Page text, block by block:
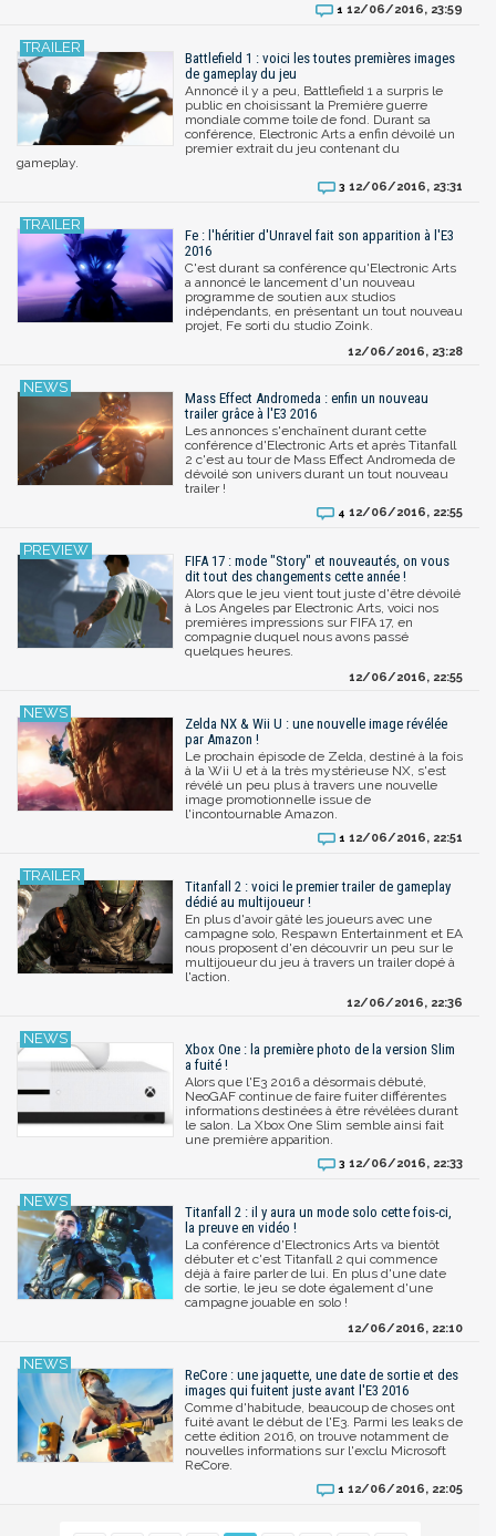
1 12/06/2016, 23:59
Battlefield 1 : voici les toutes premières images
de gameplay du jeu
Annoncé il y a peu, Battlefield 1 a surpris le
public en choisissant la Première guerre
mondiale comme toile de fond. Durant sa
conférence, Electronic Arts a enfin dévoilé un
premier extrait du jeu contenant du
gameplay.
3 12/06/2016, 23:31
Fe : l'héritier d'Unravel fait son apparition à l'E3
2016
C'est durant sa conférence qu'Electronic Arts
a annoncé le lancement d'un nouveau
programme de soutien aux studios
indépendants, en présentant un tout nouveau
projet, Fe sorti du studio Zoink.
12/06/2016, 23:28
Mass Effect Andromeda : enfin un nouveau
trailer grâce à l'E3 2016
Les annonces s'enchaînent durant cette
conférence d'Electronic Arts et après Titanfall
2 c'est au tour de Mass Effect Andromeda de
dévoilé son univers durant un tout nouveau
trailer !
4 12/06/2016, 22:55
FIFA 17 : mode "Story" et nouveautés, on vous
dit tout des changements cette année !
Alors que le jeu vient tout juste d'être dévoilé
à Los Angeles par Electronic Arts, voici nos
premières impressions sur FIFA 17, en
compagnie duquel nous avons passé
quelques heures.
12/06/2016, 22:55
Zelda NX & Wii U : une nouvelle image révélée
par Amazon !
Le prochain épisode de Zelda, destiné à la fois
à la Wii U et à la très mystérieuse NX, s'est
révélé un peu plus à travers une nouvelle
image promotionnelle issue de
l'incontournable Amazon.
1 12/06/2016, 22:51
Titanfall 2 : voici le premier trailer de gameplay
dédié au multijoueur !
En plus d'avoir gâté les joueurs avec une
campagne solo, Respawn Entertainment et EA
nous proposent d'en découvrir un peu sur le
multijoueur du jeu à travers un trailer dopé à
l'action.
12/06/2016, 22:36
Xbox One : la première photo de la version Slim
a fuité !
Alors que l'E3 2016 a désormais débuté,
NeoGAF continue de faire fuiter différentes
informations destinées à être révélées durant
le salon. La Xbox One Slim semble ainsi fait
une première apparition.
3 12/06/2016, 22:33
Titanfall 2 : il y aura un mode solo cette fois-ci,
la preuve en vidéo !
La conférence d'Electronics Arts va bientôt
débuter et c'est Titanfall 2 qui commence
déjà à faire parler de lui. En plus d'une date
de sortie, le jeu se dote également d'une
campagne jouable en solo !
12/06/2016, 22:10
ReCore : une jaquette, une date de sortie et des
images qui fuitent juste avant l'E3 2016
Comme d'habitude, beaucoup de choses ont
fuité avant le début de l'E3. Parmi les leaks de
cette édition 2016, on trouve notamment de
nouvelles informations sur l'exclu Microsoft
ReCore.
1 12/06/2016, 22:05